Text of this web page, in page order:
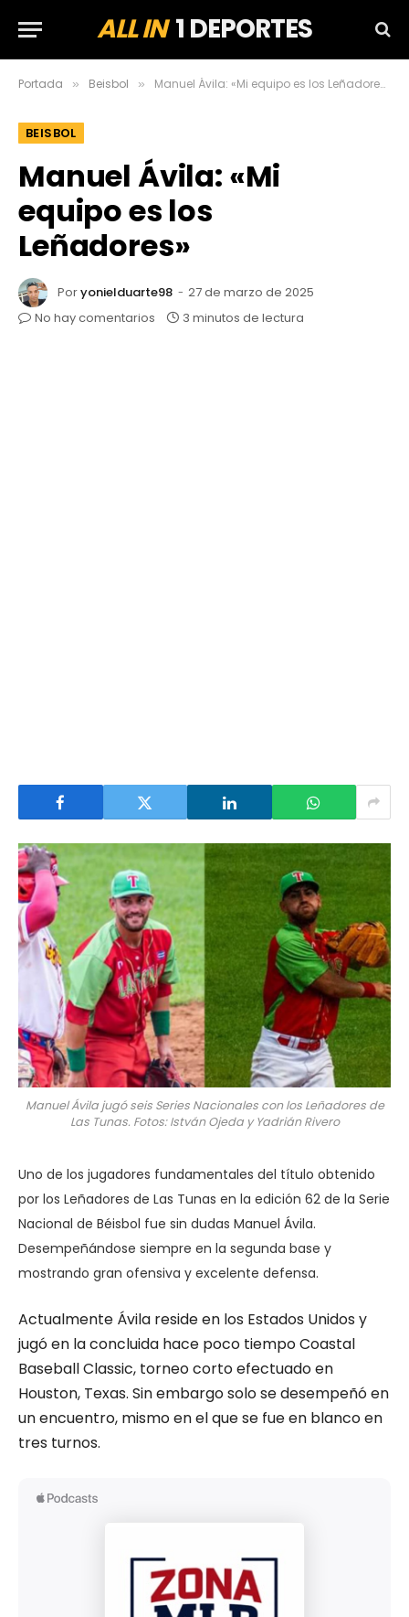
ALL IN1 DEPORTES
Portada » Beisbol » Manuel Ávila: «Mi equipo es los Leñadores»
BEISBOL
Manuel Ávila: «Mi
equipo es los
Leñadores»
Poryonielduarte98
27 de marzo de 2025
No hay comentarios
3 minutos de lectura
Manuel Ávila jugó seis Series Nacionales con los Leñadores de
Las Tunas. Fotos: István Ojeda y Yadrián Rivero
Uno de los jugadores fundamentales del título obtenido
por los Leñadores de Las Tunas en la edición 62 de la Serie
Nacional de Béisbol fue sin dudas Manuel Ávila.
Desempeñándose siempre en la segunda base y
mostrando gran ofensiva y excelente defensa.
Actualmente Ávila reside en los Estados Unidos y
jugó en la concluida hace poco tiempo Coastal
Baseball Classic, torneo corto efectuado en
Houston, Texas. Sin embargo solo se desempeñó en
un encuentro, mismo en el que se fue en blanco en
tres turnos.